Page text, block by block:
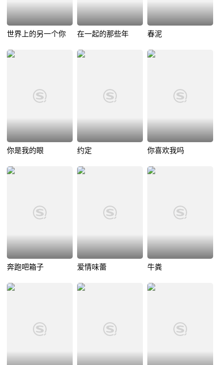
世界上的另一个你 在一起的那些年 春泥
你是我的眼 约定 你喜欢我吗
奔跑吧箱子 爱情味蕾 牛粪